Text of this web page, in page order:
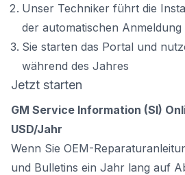
Unser Techniker führt die
der automatischen
Sie starten das Portal und
während des Jahres
Jetzt starten
GM Service Information (SI)
USD/Jahr
Wenn Sie OEM-
und Bulletins ein Jahr lang auf